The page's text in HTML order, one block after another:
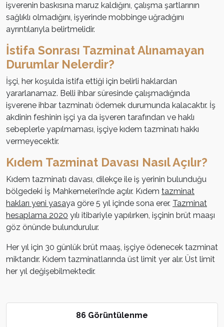
işverenin baskısına maruz kaldığını, çalışma şartlarının
sağlıklı olmadığını, işyerinde mobbinge uğradığını
ayrıntılarıyla belirtmelidir.
İstifa Sonrası Tazminat Alınamayan
Durumlar Nelerdir?
İşçi, her koşulda istifa ettiği için belirli haklardan
yararlanamaz. Belli ihbar süresinde çalışmadığında
işverene ihbar tazminatı ödemek durumunda kalacaktır. İş
akdinin feshinin işçi ya da işveren tarafından ve haklı
sebeplerle yapılmaması, işçiye kıdem tazminatı hakkı
vermeyecektir.
Kıdem Tazminat Davası Nasıl Açılır?
Kıdem tazminatı davası, dilekçe ile iş yerinin bulunduğu
bölgedeki İş Mahkemeleri’nde açılır. Kıdem tazminat
hakları yeni yasaya göre 5 yıl içinde sona erer. Tazminat
hesaplama 2020 yılı itibariyle yapılırken, işçinin brüt maaşı
göz önünde bulundurulur.
Her yıl için 30 günlük brüt maaş, işçiye ödenecek tazminat
miktarıdır. Kıdem tazminatlarında üst limit yer alır. Üst limit
her yıl değişebilmektedir.
86 Görüntülenme